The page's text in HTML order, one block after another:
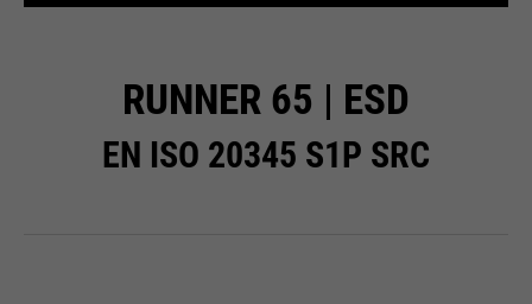
RUNNER 65 | ESD
EN ISO 20345 S1P SRC